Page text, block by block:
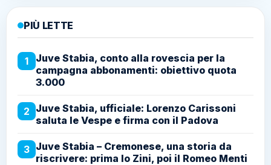
PIÙ LETTE
1
Juve Stabia, conto alla rovescia per la
campagna abbonamenti: obiettivo quota
3.000
2 Juve Stabia, ufficiale: Lorenzo Carissoni
saluta le Vespe e firma con il Padova
3 Juve Stabia – Cremonese, una storia da
riscrivere: prima lo Zini, poi il Romeo Menti